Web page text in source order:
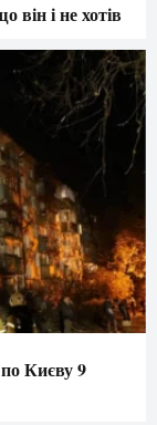
і не хотів
Києву 9